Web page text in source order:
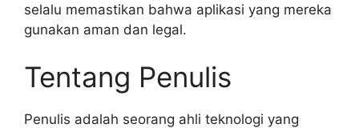
selalu memastikan bahwa aplikasi yang mereka
gunakan aman dan legal.
Tentang Penulis
Penulis adalah seorang ahli teknologi yang